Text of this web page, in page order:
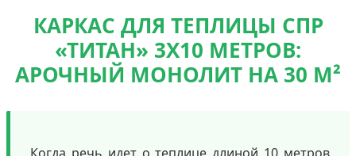
КАРКАС ДЛЯ ТЕПЛИЦЫ СПР
«ТИТАН» 3Х10 МЕТРОВ:
АРОЧНЫЙ МОНОЛИТ НА 30 М²